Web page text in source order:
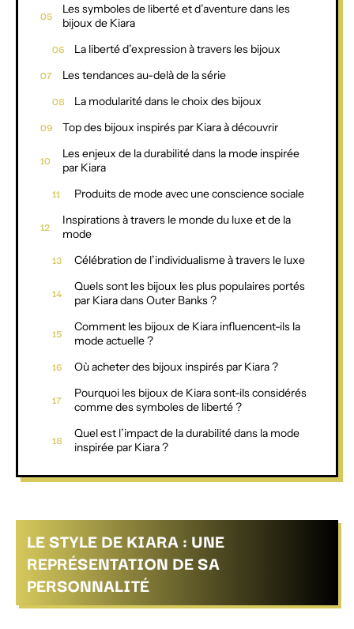
Les symboles de liberté et d’aventure dans les
bijoux de Kiara
La liberté d’expression à travers les bijoux
Les tendances au-delà de la série
La modularité dans le choix des bijoux
Top des bijoux inspirés par Kiara à découvrir
Les enjeux de la durabilité dans la mode inspirée
par Kiara
Produits de mode avec une conscience sociale
Inspirations à travers le monde du luxe et de la
mode
Célébration de l’individualisme à travers le luxe
Quels sont les bijoux les plus populaires portés
par Kiara dans Outer Banks ?
Comment les bijoux de Kiara influencent-ils la
mode actuelle ?
Où acheter des bijoux inspirés par Kiara ?
Pourquoi les bijoux de Kiara sont-ils considérés
comme des symboles de liberté ?
Quel est l’impact de la durabilité dans la mode
inspirée par Kiara ?
LE STYLE DE KIARA : UNE
REPRÉSENTATION DE SA
PERSONNALITÉ